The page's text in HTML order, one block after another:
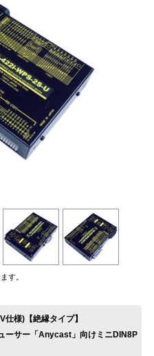
ポート
情報
合わせ
す。
様)【絶縁タイプ】
ーサー「Anycast」向けミニDIN8P